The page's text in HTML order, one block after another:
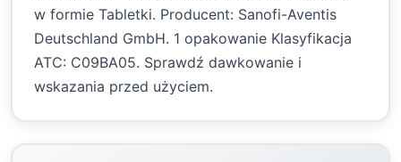
w formie Tabletki. Producent: Sanofi-Aventis
Deutschland GmbH. 1 opakowanie Klasyfikacja
ATC: C09BA05. Sprawdź dawkowanie i
wskazania przed użyciem.